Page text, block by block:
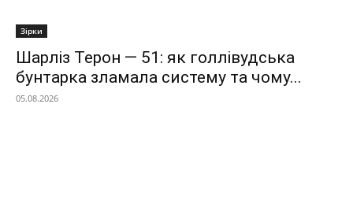
Зірки
Шарліз Терон — 51: як голлівудська
бунтарка зламала систему та чому...
05.08.2026